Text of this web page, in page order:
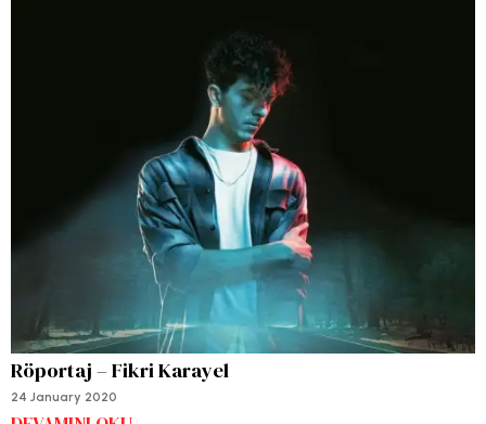
Röportaj – Fikri Karayel
24 January 2020